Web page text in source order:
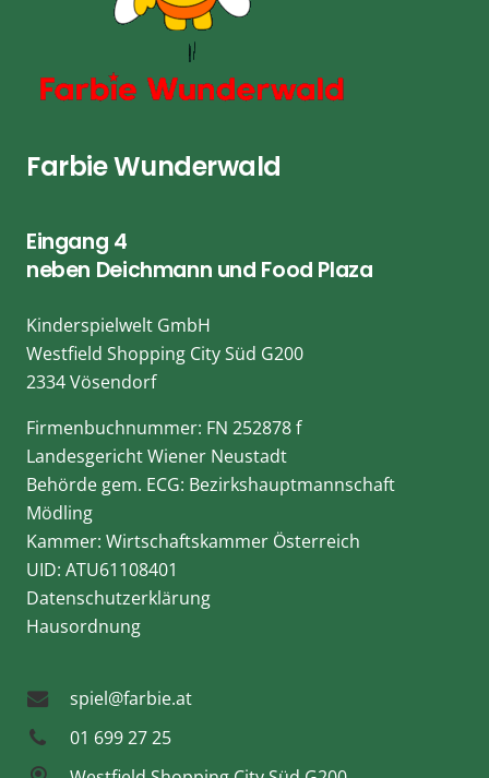
Farbie Wunderwald
Eingang 4
neben Deichmann und Food Plaza
Kinderspielwelt GmbH
Westfield Shopping City Süd G200
2334 Vösendorf
Firmenbuchnummer: FN 252878 f
Landesgericht Wiener Neustadt
Behörde gem. ECG: Bezirkshauptmannschaft
Mödling
Kammer: Wirtschaftskammer Österreich
UID: ATU61108401
Datenschutzerklärung
Hausordnung
spiel@farbie.at
01 699 27 25